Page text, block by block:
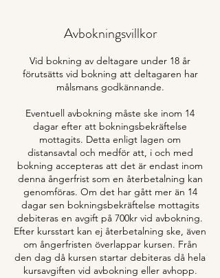
Avbokningsvillkor
Vid bokning av deltagare under 18 år
förutsätts vid bokning att deltagaren har
målsmans godkännande.
Eventuell avbokning måste ske inom 14
dagar efter att bokningsbekräftelse
mottagits. Detta enligt lagen om
distansavtal och medför att, i och med
bokning accepteras att det är endast inom
denna ångerfrist som en återbetalning kan
genomföras. Om det har gått mer än 14
dagar sen bokningsbekräftelse mottagits
debiteras en avgift på 700kr vid avbokning.
Efter kursstart kan ej återbetalning ske, även
om ångerfristen överlappar kursen. Från
den dag då kursen startar debiteras då hela
kursavgiften vid avbokning eller avhopp.